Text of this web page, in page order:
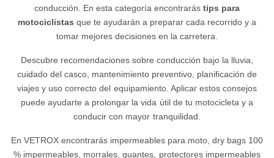
conducción. En esta categoría encontrarástips para
motociclistas que te ayudarán a preparar cada recorrido y a
tomar mejores decisiones en la carretera.
Descubre recomendaciones sobre conducción bajo la lluvia,
cuidado del casco, mantenimiento preventivo, planificación de
viajes y uso correcto del equipamiento. Aplicar estos consejos
puede ayudarte a prolongar la vida útil de tu motocicleta y a
conducir con mayor tranquilidad.
En VETROX encontrarás impermeables para moto, dry bags 100
% impermeables, morrales, guantes, protectores impermeables